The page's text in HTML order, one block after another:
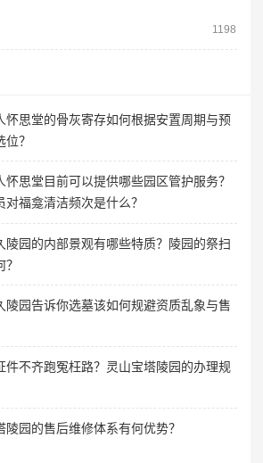
1198
怀思堂的骨灰寄存如何根据安置周期与预
？
怀思堂目前可以提供哪些园区管护服务？
对福龛清洁频次是什么？
陵园的内部景观有哪些特质？陵园的祭扫
陵园告诉你选墓该如何规避资质乱象与售
件不齐跑冤枉路？灵山宝塔陵园的办理规
陵园的售后维修体系有何优势？